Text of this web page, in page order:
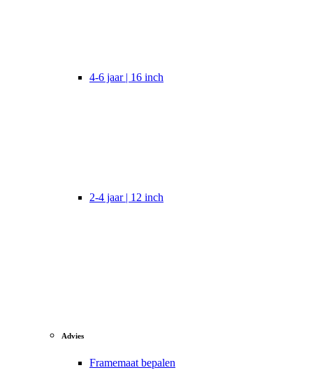
4-6 jaar | 16 inch
2-4 jaar | 12 inch
Advies
Framemaat bepalen